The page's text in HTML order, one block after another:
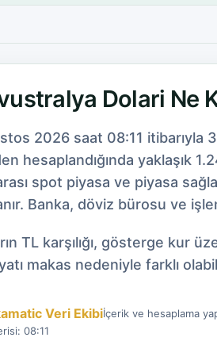
Dolari Ne
2026 saat 08:11 itibarıyla
hesaplandığında yaklaşık
spot piyasa ve piyasa
Banka, döviz bürosu ve
TL karşılığı, gösterge kur
makas nedeniyle farklı
Veri Ekibiİçerik ve hesaplama
08:11